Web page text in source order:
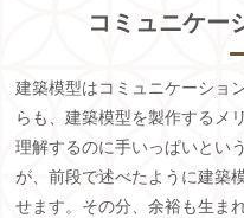
コミュニケー
建築模型はコミュニケーショ
らも、建築模型を製作するメ
理解するのに手いっぱいとい
が、前段で述べたように建築
せます。その分、余裕も生ま